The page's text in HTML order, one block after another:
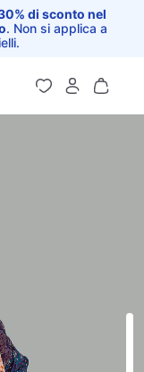
di sconto nel
. Non si applica a